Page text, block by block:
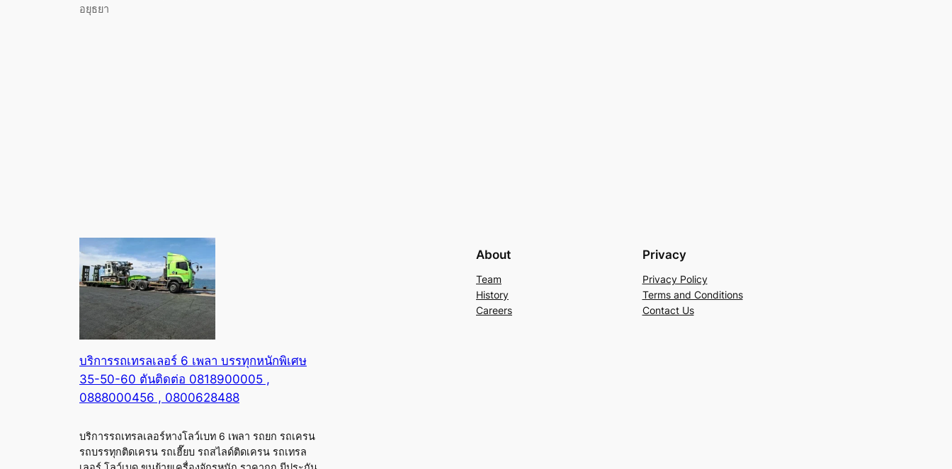
อยุธยา
บริการรถเทรลเลอร์ 6 เพลา บรรทุกหนักพิเศษ
35-50-60 ตันติดต่อ 0818900005 ,
0888000456 , 0800628488
บริการรถเทรลเลอร์หางโลว์เบท 6 เพลา รถยก รถเครน
รถบรรทุกติดเครน รถเฮี๊ยบ รถสไลด์ติดเครน รถเทรล
About
Team
History
Careers
Privacy
Privacy Policy
Terms and Conditions
Contact Us